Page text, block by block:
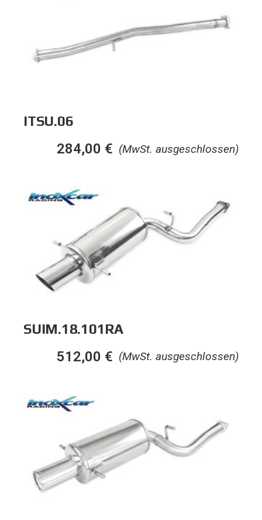
ITSU.06
(MwSt. ausgeschlossen)
284,00 €
SUIM.18.101RA
(MwSt. ausgeschlossen)
512,00 €